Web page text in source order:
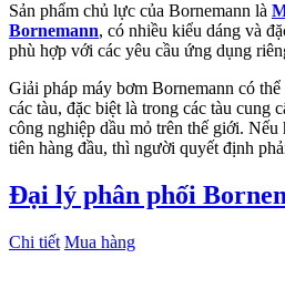
Sản phẩm chủ lực của Bornemann là
Bornemann, có nhiều kiểu dáng và
phù hợp với các yêu cầu ứng dụng
Giải pháp máy bơm Bornemann có
các tàu, đặc biệt là trong các tàu cung
công nghiệp dầu mỏ trên thế giới.
tiên hàng đầu, thì người quyết định
Đại lý phân phối
Chi tiết Mua hàng